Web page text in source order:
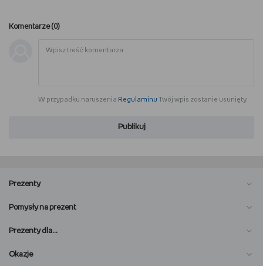
REDAKCJA
POD PATRONATEM EMPIKU
Komentarze (0)
W przypadku naruszenia Regulaminu Twój wpis zostanie usunięty.
Publikuj
Prezenty
Pomysły na prezent
Prezenty dla…
Okazje